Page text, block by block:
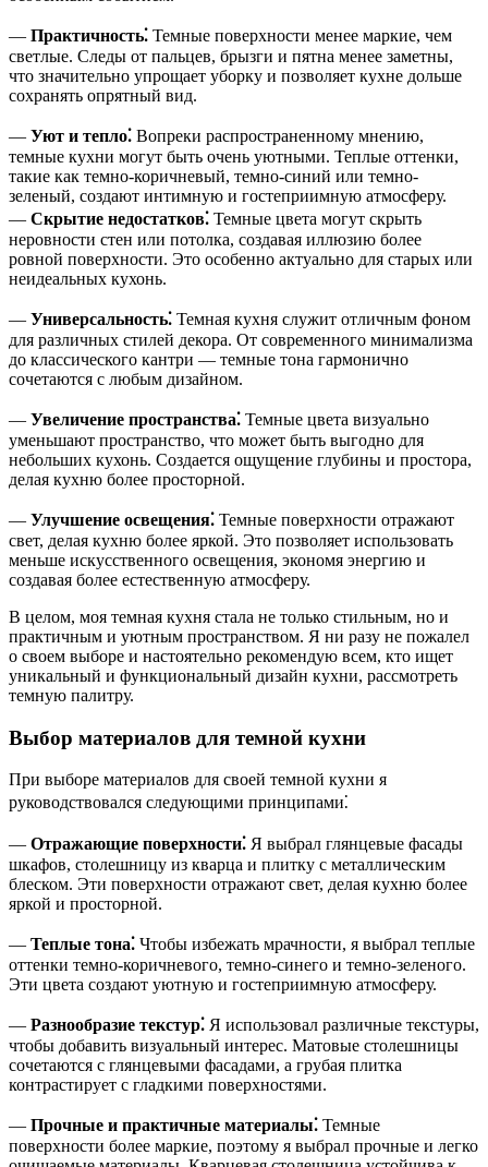
— Практичность⁚ Темные поверхности менее маркие, чем
светлые. Следы от пальцев, брызги и пятна менее заметны,
что значительно упрощает уборку и позволяет кухне дольше
сохранять опрятный вид.
— Уют и тепло⁚ Вопреки распространенному мнению,
темные кухни могут быть очень уютными. Теплые оттенки,
такие как темно-коричневый, темно-синий или темно-
зеленый, создают интимную и гостеприимную атмосферу.
— Скрытие недостатков⁚ Темные цвета могут скрыть
неровности стен или потолка, создавая иллюзию более
ровной поверхности. Это особенно актуально для старых или
неидеальных кухонь.
— Универсальность⁚ Темная кухня служит отличным фоном
для различных стилей декора. От современного минимализма
до классического кантри ― темные тона гармонично
сочетаются с любым дизайном.
— Увеличение пространства⁚ Темные цвета визуально
уменьшают пространство, что может быть выгодно для
небольших кухонь. Создается ощущение глубины и простора,
делая кухню более просторной.
— Улучшение освещения⁚ Темные поверхности отражают
свет, делая кухню более яркой. Это позволяет использовать
меньше искусственного освещения, экономя энергию и
создавая более естественную атмосферу.
В целом, моя темная кухня стала не только стильным, но и
практичным и уютным пространством. Я ни разу не пожалел
о своем выборе и настоятельно рекомендую всем, кто ищет
уникальный и функциональный дизайн кухни, рассмотреть
темную палитру.
Выбор материалов для темной кухни
При выборе материалов для своей темной кухни я
руководствовался следующими принципами⁚
— Отражающие поверхности⁚ Я выбрал глянцевые фасады
шкафов, столешницу из кварца и плитку с металлическим
блеском. Эти поверхности отражают свет, делая кухню более
яркой и просторной.
— Теплые тона⁚ Чтобы избежать мрачности, я выбрал теплые
оттенки темно-коричневого, темно-синего и темно-зеленого.
Эти цвета создают уютную и гостеприимную атмосферу.
— Разнообразие текстур⁚ Я использовал различные текстуры,
чтобы добавить визуальный интерес. Матовые столешницы
сочетаются с глянцевыми фасадами, а грубая плитка
контрастирует с гладкими поверхностями.
— Прочные и практичные материалы⁚ Темные
поверхности более маркие, поэтому я выбрал прочные и легко